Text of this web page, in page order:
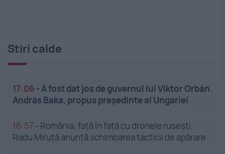
Stiri calde
17:06 -A fost dat jos de guvernul lui Viktor Orbán.
András Baka, propus președinte al Ungariei
16:57 - România, față în față cu dronele rusești.
Radu Miruță anunță schimbarea tacticii de apărare